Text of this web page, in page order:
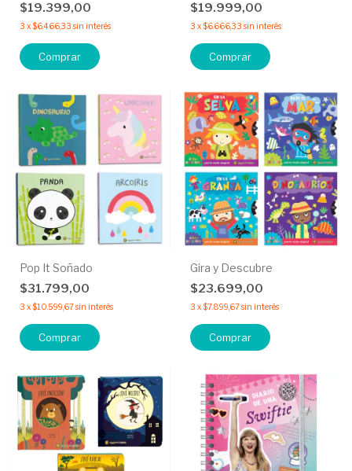
$19.399,00
3 x$6.466,33 sin interés
Comprar
$19.999,00
3 x$6.666,33 sin interés
Comprar
Pop It Soñado
$31.799,00
3 x$10.599,67sin interés
Comprar
Gira y Descubre
$23.699,00
3 x$7.899,67sin interés
Comprar